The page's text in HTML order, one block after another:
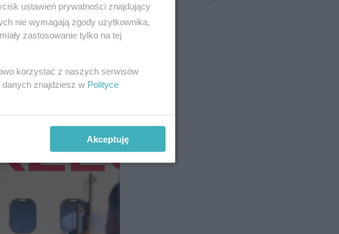
Friedrichem
spotkanie
ustawień prywatności znajdujący
nie wymagają zgody użytkownika,
zastosowanie tylko na tej
korzystać z naszych serwisów
danych znajdziesz w Polityce
Akceptuję